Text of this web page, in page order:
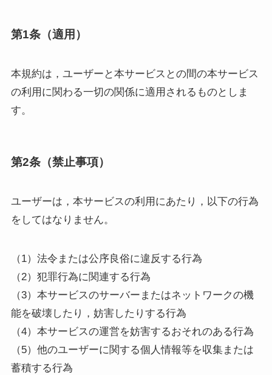
第1条（適用）
本規約は，ユーザーと本サービスとの間の本サービス
の利用に関わる一切の関係に適用されるものとしま
す。
第2条（禁止事項）
ユーザーは，本サービスの利用にあたり，以下の行為
をしてはなりません。
（1）法令または公序良俗に違反する行為
（2）犯罪行為に関連する行為
（3）本サービスのサーバーまたはネットワークの機
能を破壊したり，妨害したりする行為
（4）本サービスの運営を妨害するおそれのある行為
（5）他のユーザーに関する個人情報等を収集または
蓄積する行為